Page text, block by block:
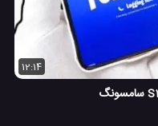
12:14